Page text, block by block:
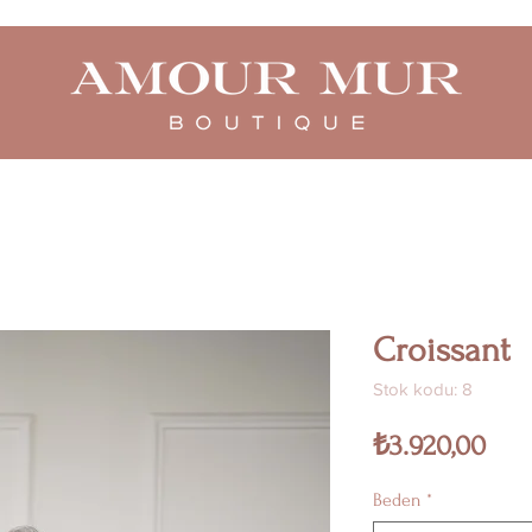
Croissant
Stok kodu: 8
₺3.920,00
Beden *